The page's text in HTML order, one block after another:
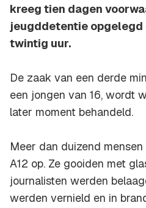
kreeg tien dagen
jeugddetentie opgelegd
twintig uur.
De zaak van een derde
een jongen van 16, wordt
later moment behandeld.
Meer dan duizend
A12 op. Ze gooiden met
journalisten werden
werden vernield en in